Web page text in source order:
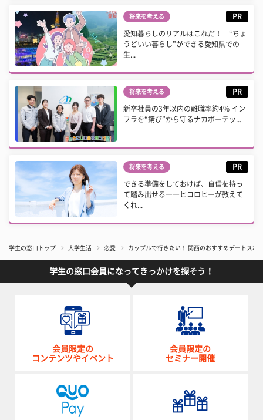
将来を考える PR
愛知暮らしのリアルはこれだ！ “ちょ
うどいい暮らし”ができる愛知県での
生...
将来を考える PR
新卒社員の3年以内の離職率約4% イン
フラを“錆び”から守るナカボーテッ...
将来を考える PR
できる準備をしておけば、自信を持っ
て踏み出せる――ヒコロヒーが教えて
くれ...
学生の窓口トップ 大学生活 恋愛 カップルで行きたい！ 関西のおすすめデートスポ
学生の窓口会員になってきっかけを探そう！
会員限定の
コンテンツやイベント
会員限定の
セミナー開催